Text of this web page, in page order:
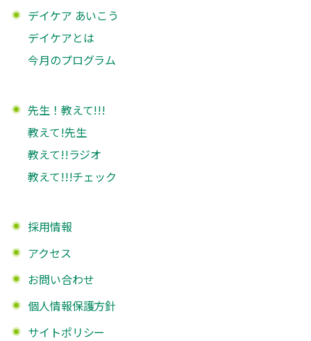
デイケア あいこう
デイケアとは
今月のプログラム
先生！教えて!!!
教えて!先生
教えて!!ラジオ
教えて!!!チェック
採用情報
アクセス
お問い合わせ
個人情報保護方針
サイトポリシー